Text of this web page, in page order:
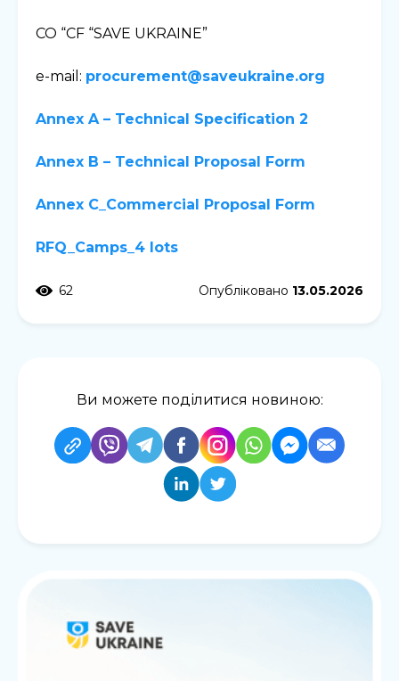
CO “CF “SAVE UKRAINE”
e-mail: procurement@saveukraine.org
Annex A – Technical Specification 2
Annex B – Technical Proposal Form
Annex C_Commercial Proposal Form
RFQ_Camps_4 lots
62 Опубліковано 13.05.2026
Ви можете поділитися новиною: